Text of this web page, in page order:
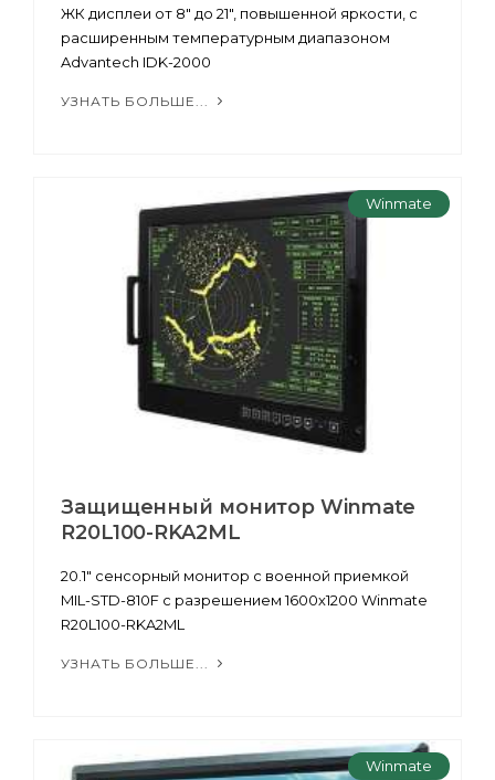
ЖК дисплеи от 8" до 21", повышенной яркости, с
расширенным температурным диапазоном
Advantech IDK-2000
УЗНАТЬ БОЛЬШЕ...
Winmate
Защищенный монитор Winmate
R20L100-RKA2ML
20.1" сенсорный монитор с военной приемкой
MIL-STD-810F с разрешением 1600х1200 Winmate
R20L100-RKA2ML
УЗНАТЬ БОЛЬШЕ...
Winmate